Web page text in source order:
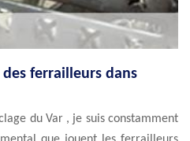
ferrailleurs dans
du Var , je suis constamment